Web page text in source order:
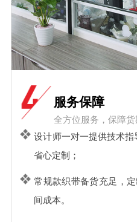
服务保障
全方位服务，保障货
设计师一对一提供技术
省心定制；
常规款织带备货充足，
间成本。